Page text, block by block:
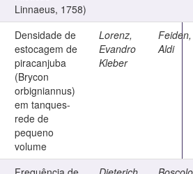
Linnaeus, 1758)
Densidade de
estocagem de
piracanjuba
(Brycon
orbigniannus)
em tanques-
rede de
pequeno
volume
Lorenz,
Evandro
Kleber
Feiden,
Aldi